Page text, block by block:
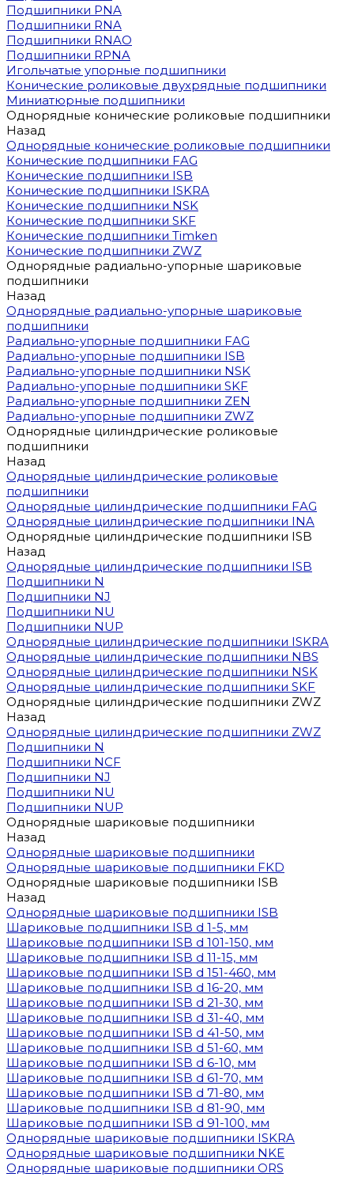
Подшипники PNA
Подшипники RNA
Подшипники RNAO
Подшипники RPNA
Игольчатые упорные подшипники
Конические роликовые двухрядные подшипники
Миниатюрные подшипники
Однорядные конические роликовые подшипники
Назад
Однорядные конические роликовые подшипники
Конические подшипники FAG
Конические подшипники ISB
Конические подшипники ISKRA
Конические подшипники NSK
Конические подшипники SKF
Конические подшипники Timken
Конические подшипники ZWZ
Однорядные радиально-упорные шариковые
подшипники
Назад
Однорядные радиально-упорные шариковые
подшипники
Радиально-упорные подшипники FAG
Радиально-упорные подшипники ISB
Радиально-упорные подшипники NSK
Радиально-упорные подшипники SKF
Радиально-упорные подшипники ZEN
Радиально-упорные подшипники ZWZ
Однорядные цилиндрические роликовые
подшипники
Назад
Однорядные цилиндрические роликовые
подшипники
Однорядные цилиндрические подшипники FAG
Однорядные цилиндрические подшипники INA
Однорядные цилиндрические подшипники ISB
Назад
Однорядные цилиндрические подшипники ISB
Подшипники N
Подшипники NJ
Подшипники NU
Подшипники NUP
Однорядные цилиндрические подшипники ISKRA
Однорядные цилиндрические подшипники NBS
Однорядные цилиндрические подшипники NSK
Однорядные цилиндрические подшипники SKF
Однорядные цилиндрические подшипники ZWZ
Назад
Однорядные цилиндрические подшипники ZWZ
Подшипники N
Подшипники NCF
Подшипники NJ
Подшипники NU
Подшипники NUP
Однорядные шариковые подшипники
Назад
Однорядные шариковые подшипники
Однорядные шариковые подшипники FKD
Однорядные шариковые подшипники ISB
Назад
Однорядные шариковые подшипники ISB
Шариковые подшипники ISB d 1-5, мм
Шариковые подшипники ISB d 101-150, мм
Шариковые подшипники ISB d 11-15, мм
Шариковые подшипники ISB d 151-460, мм
Шариковые подшипники ISB d 16-20, мм
Шариковые подшипники ISB d 21-30, мм
Шариковые подшипники ISB d 31-40, мм
Шариковые подшипники ISB d 41-50, мм
Шариковые подшипники ISB d 51-60, мм
Шариковые подшипники ISB d 6-10, мм
Шариковые подшипники ISB d 61-70, мм
Шариковые подшипники ISB d 71-80, мм
Шариковые подшипники ISB d 81-90, мм
Шариковые подшипники ISB d 91-100, мм
Однорядные шариковые подшипники ISKRA
Однорядные шариковые подшипники NKE
Однорядные шариковые подшипники ORS